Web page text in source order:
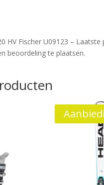
HV Fischer U09123 –
beoordeling te plaatsen.